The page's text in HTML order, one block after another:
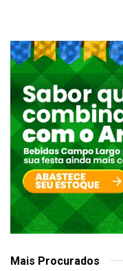
Mais Procurados